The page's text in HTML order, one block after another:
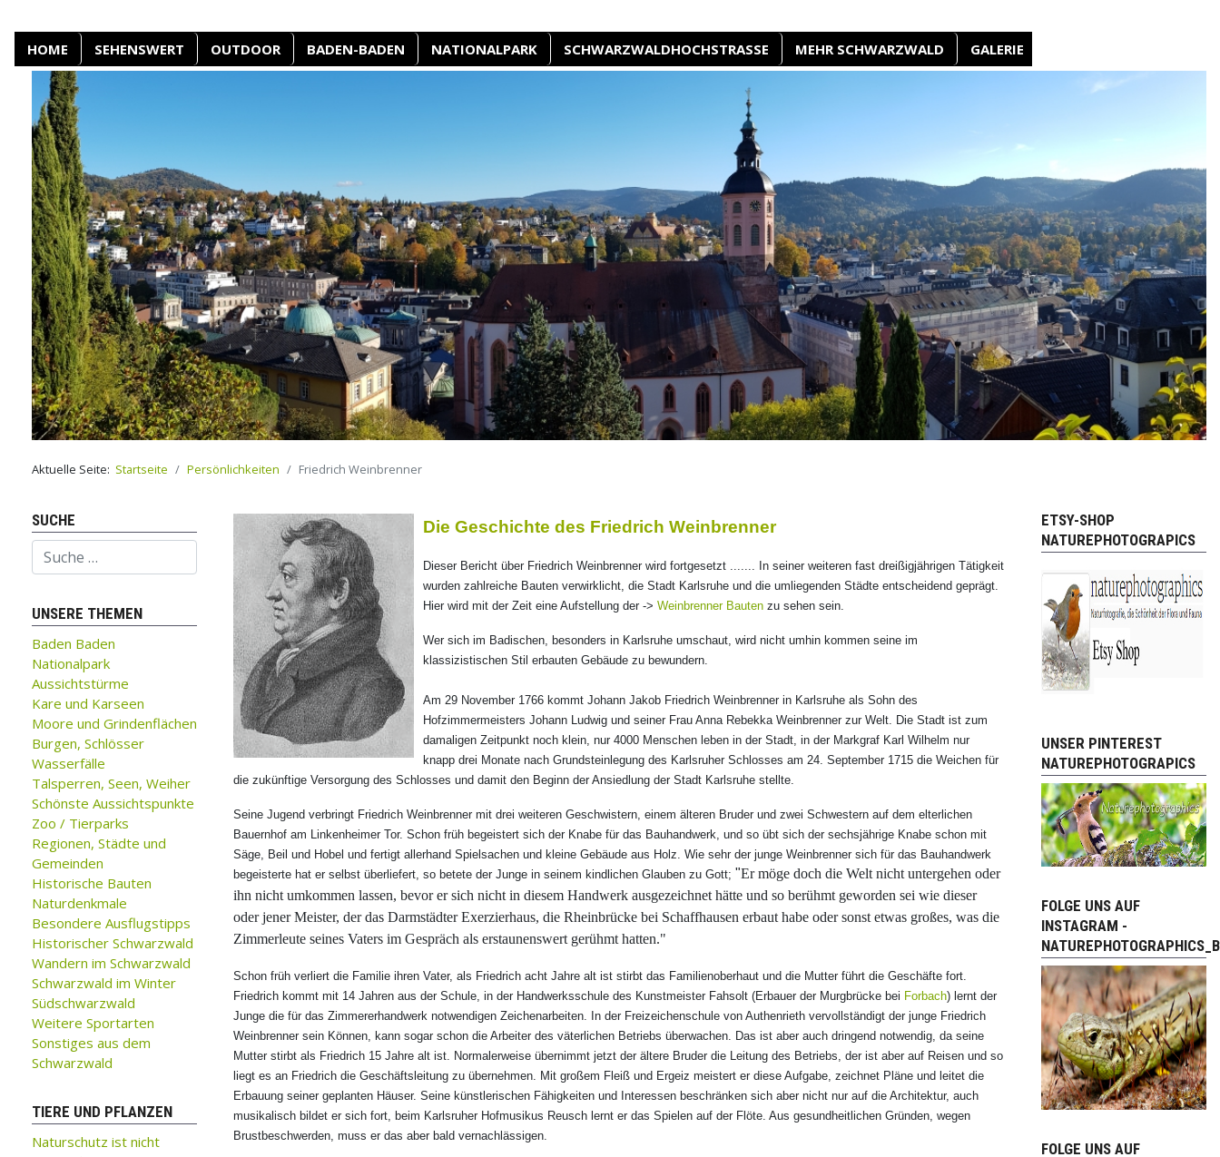
HOME SEHENSWERT OUTDOOR BADEN-BADEN NATIONALPARK SCHWARZWALDHOCHSTRASSE MEHR SCHWARZWALD GALERIE
Aktuelle Seite: Startseite Persönlichkeiten Friedrich Weinbrenner
SUCHE
Suchen
UNSERE THEMEN
Baden Baden
Nationalpark
Aussichtstürme
Kare und Karseen
Moore und Grindenflächen
Burgen, Schlösser
Wasserfälle
Talsperren, Seen, Weiher
Schönste Aussichtspunkte
Zoo / Tierparks
Regionen, Städte und
Gemeinden
Historische Bauten
Naturdenkmale
Besondere Ausflugstipps
Historischer Schwarzwald
Wandern im Schwarzwald
Schwarzwald im Winter
Südschwarzwald
Weitere Sportarten
Sonstiges aus dem
Schwarzwald
TIERE UND PFLANZEN
Naturschutz ist nicht
Die Geschichte des Friedrich Weinbrenner
Dieser Bericht über Friedrich Weinbrenner wird fortgesetzt ....... In seiner weiteren fast dreißigjährigen Tätigkeit
wurden zahlreiche Bauten verwirklicht, die Stadt Karlsruhe und die umliegenden Städte entscheidend geprägt.
Hier wird mit der Zeit eine Aufstellung der ->Weinbrenner Bauten zu sehen sein.
Wer sich im Badischen, besonders in Karlsruhe umschaut, wird nicht umhin kommen seine im
klassizistischen Stil erbauten Gebäude zu bewundern.
Am 29 November 1766 kommt Johann Jakob Friedrich Weinbrenner in Karlsruhe als Sohn des
Hofzimmermeisters Johann Ludwig und seiner Frau Anna Rebekka Weinbrenner zur Welt. Die Stadt ist zum
damaligen Zeitpunkt noch klein, nur 4000 Menschen leben in der Stadt, in der Markgraf Karl Wilhelm nur
knapp drei Monate nach Grundsteinlegung des Karlsruher Schlosses am 24. September 1715 die Weichen für
die zukünftige Versorgung des Schlosses und damit den Beginn der Ansiedlung der Stadt Karlsruhe stellte.
Seine Jugend verbringt Friedrich Weinbrenner mit drei weiteren Geschwistern, einem älteren Bruder und zwei Schwestern auf dem elterlichen
Bauernhof am Linkenheimer Tor. Schon früh begeistert sich der Knabe für das Bauhandwerk, und so übt sich der sechsjährige Knabe schon mit
Säge, Beil und Hobel und fertigt allerhand Spielsachen und kleine Gebäude aus Holz. Wie sehr der junge Weinbrenner sich für das Bauhandwerk
begeisterte hat er selbst überliefert, so betete der Junge in seinem kindlichen Glauben zu Gott;"Er möge doch die Welt nicht untergehen oder
ihn nicht umkommen lassen, bevor er sich nicht in diesem Handwerk ausgezeichnet hätte und so berühmt geworden sei wie dieser
oder jener Meister, der das Darmstädter Exerzierhaus, die Rheinbrücke bei Schaffhausen erbaut habe oder sonst etwas großes, was die
Zimmerleute seines Vaters im Gespräch als erstaunenswert gerühmt hatten."
Schon früh verliert die Familie ihren Vater, als Friedrich acht Jahre alt ist stirbt das Familienoberhaut und die Mutter führt die Geschäfte fort.
Friedrich kommt mit 14 Jahren aus der Schule, in der Handwerksschule des Kunstmeister Fahsolt (Erbauer der Murgbrücke bei Forbach) lernt der
Junge die für das Zimmererhandwerk notwendigen Zeichenarbeiten. In der Freizeichenschule von Authenrieth vervollständigt der junge Friedrich
Weinbrenner sein Können, kann sogar schon die Arbeiter des väterlichen Betriebs überwachen. Das ist aber auch dringend notwendig, da seine
Mutter stirbt als Friedrich 15 Jahre alt ist. Normalerweise übernimmt jetzt der ältere Bruder die Leitung des Betriebs, der ist aber auf Reisen und so
liegt es an Friedrich die Geschäftsleitung zu übernehmen. Mit großem Fleiß und Ergeiz meistert er diese Aufgabe, zeichnet Pläne und leitet die
Erbauung seiner geplanten Häuser. Seine künstlerischen Fähigkeiten und Interessen beschränken sich aber nicht nur auf die Architektur, auch
musikalisch bildet er sich fort, beim Karlsruher Hofmusikus Reusch lernt er das Spielen auf der Flöte. Aus gesundheitlichen Gründen, wegen
Brustbeschwerden, muss er das aber bald vernachlässigen.
ETSY-SHOP
NATUREPHOTOGRAPICS
UNSER PINTEREST
NATUREPHOTOGRAPICS
FOLGE UNS AUF
INSTAGRAM -
FOLGE UNS AUF